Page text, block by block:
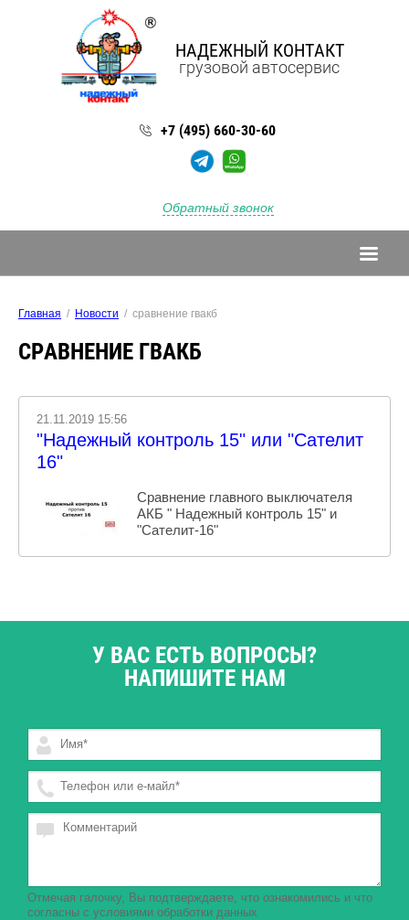
НАДЕЖНЫЙ КОНТАКТ
грузовой автосервис
+7 (495) 660-30-60
Обратный звонок
Главная
  /
Новости
  /  сравнение гвакб
СРАВНЕНИЕ ГВАКБ
21.11.2019 15:56
"Надежный контроль 15" или "Сателит
16"
Сравнение главного выключателя
АКБ " Надежный контроль 15" и
"Сателит-16"
У ВАС ЕСТЬ ВОПРОСЫ?
НАПИШИТЕ НАМ
Отмечая галочку, Вы подтверждаете, что ознакомились и что
согласны с условиями обработки данных